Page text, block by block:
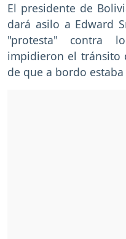
El presidente de
dará asilo a Edward
"protesta" contra
impidieron el tránsito
de que a bordo